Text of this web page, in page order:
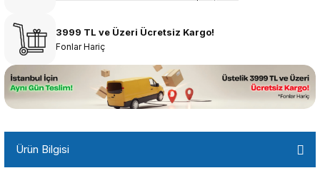
3999 TL ve Üzeri Ücretsiz Kargo!
Fonlar Hariç
Ürün Bilgisi